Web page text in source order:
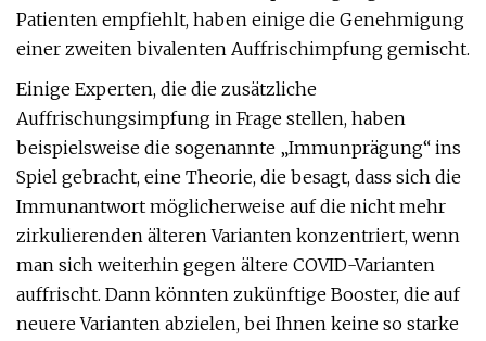
Patienten empfiehlt, haben einige die Genehmigung
einer zweiten bivalenten Auffrischimpfung gemischt.
Einige Experten, die die zusätzliche
Auffrischungsimpfung in Frage stellen, haben
beispielsweise die sogenannte „Immunprägung“ ins
Spiel gebracht, eine Theorie, die besagt, dass sich die
Immunantwort möglicherweise auf die nicht mehr
zirkulierenden älteren Varianten konzentriert, wenn
man sich weiterhin gegen ältere COVID-Varianten
auffrischt. Dann könnten zukünftige Booster, die auf
neuere Varianten abzielen, bei Ihnen keine so starke